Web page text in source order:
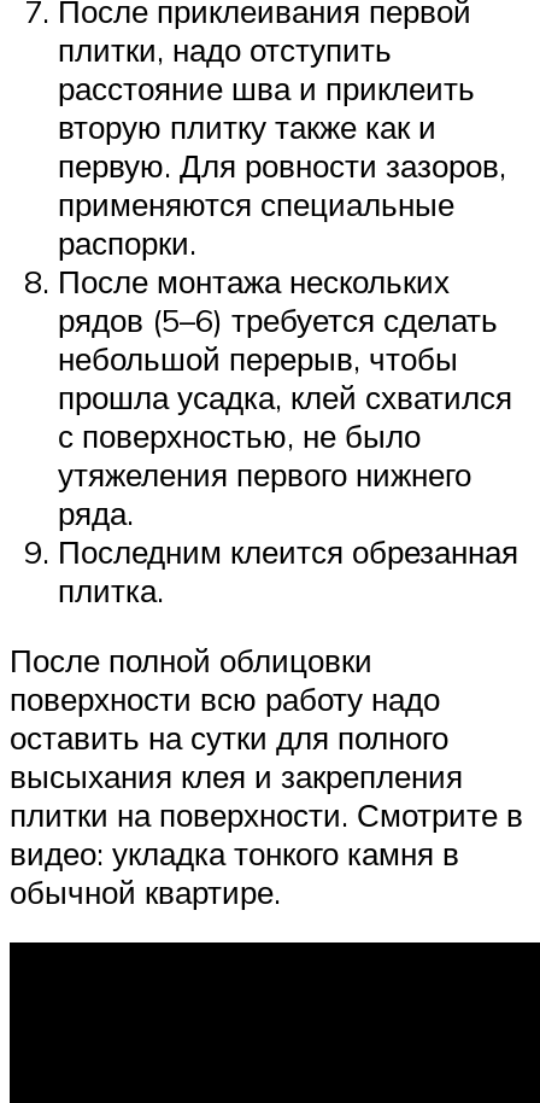
После приклеивания первой
плитки, надо отступить
расстояние шва и приклеить
вторую плитку также как и
первую. Для ровности зазоров,
применяются специальные
распорки.
После монтажа нескольких
рядов (5–6) требуется сделать
небольшой перерыв, чтобы
прошла усадка, клей схватился
с поверхностью, не было
утяжеления первого нижнего
ряда.
Последним клеится обрезанная
плитка.
После полной облицовки
поверхности всю работу надо
оставить на сутки для полного
высыхания клея и закрепления
плитки на поверхности. Смотрите в
видео: укладка тонкого камня в
обычной квартире.